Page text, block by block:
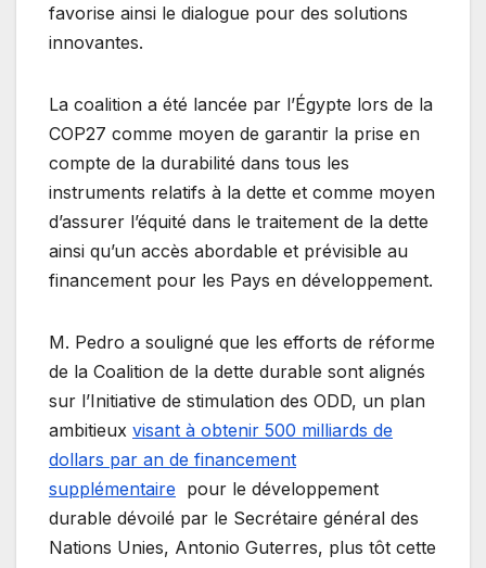
favorise ainsi le dialogue pour des solutions
innovantes.
La coalition a été lancée par l’Égypte lors de la
COP27 comme moyen de garantir la prise en
compte de la durabilité dans tous les
instruments relatifs à la dette et comme moyen
d’assurer l’équité dans le traitement de la dette
ainsi qu’un accès abordable et prévisible au
financement pour les Pays en développement.
M. Pedro a souligné que les efforts de réforme
de la Coalition de la dette durable sont alignés
sur l’Initiative de stimulation des ODD, un plan
ambitieux visant à obtenir 500 milliards de
dollars par an de financement
supplémentaire pour le développement
durable dévoilé par le Secrétaire général des
Nations Unies, Antonio Guterres, plus tôt cette